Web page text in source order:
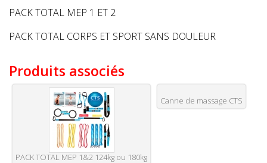
PACK TOTAL MEP 1 ET 2
PACK TOTAL CORPS ET SPORT SANS DOULEUR
Produits associés
PACK TOTAL MEP 1&2 124kg ou 180kg
Canne de massage CTS